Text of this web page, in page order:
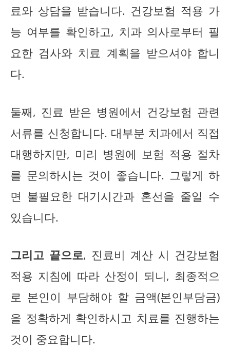
료와 상담을 받습니다. 건강보험 적용 가
능 여부를 확인하고, 치과 의사로부터 필
요한 검사와 치료 계획을 받으셔야 합니
다.
둘째, 진료 받은 병원에서 건강보험 관련
서류를 신청합니다. 대부분 치과에서 직접
대행하지만, 미리 병원에 보험 적용 절차
를 문의하시는 것이 좋습니다. 그렇게 하
면 불필요한 대기시간과 혼선을 줄일 수
있습니다.
그리고 끝으로, 진료비 계산 시 건강보험
적용 지침에 따라 산정이 되니, 최종적으
로 본인이 부담해야 할 금액(본인부담금)
을 정확하게 확인하시고 치료를 진행하는
것이 중요합니다.